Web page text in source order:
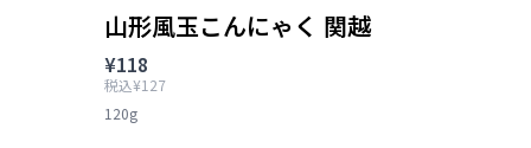
山形風玉こんにゃく 関越
¥118
税込¥127
120g